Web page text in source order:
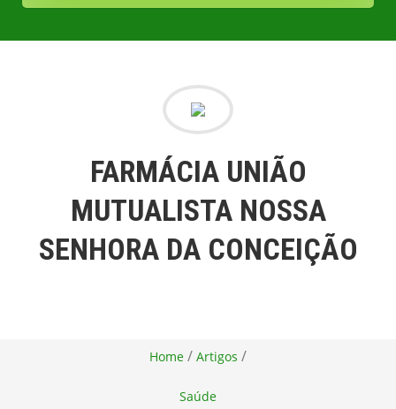
FARMÁCIA UNIÃO
MUTUALISTA NOSSA
SENHORA DA CONCEIÇÃO
Home / Artigos /
Saúde